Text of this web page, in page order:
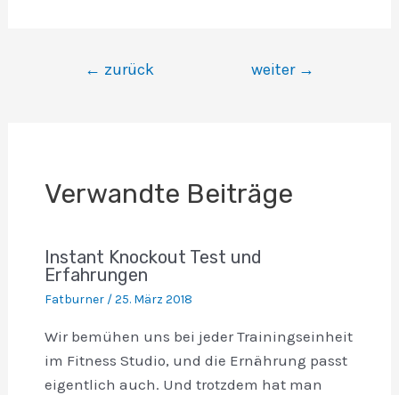
Beitragsnavigation
← zurück weiter →
Verwandte Beiträge
Instant Knockout Test und
Erfahrungen
Fatburner/25. März 2018
Wir bemühen uns bei jeder Trainingseinheit
im Fitness Studio, und die Ernährung passt
eigentlich auch. Und trotzdem hat man